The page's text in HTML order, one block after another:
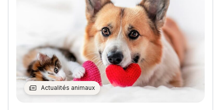
Actualités animaux